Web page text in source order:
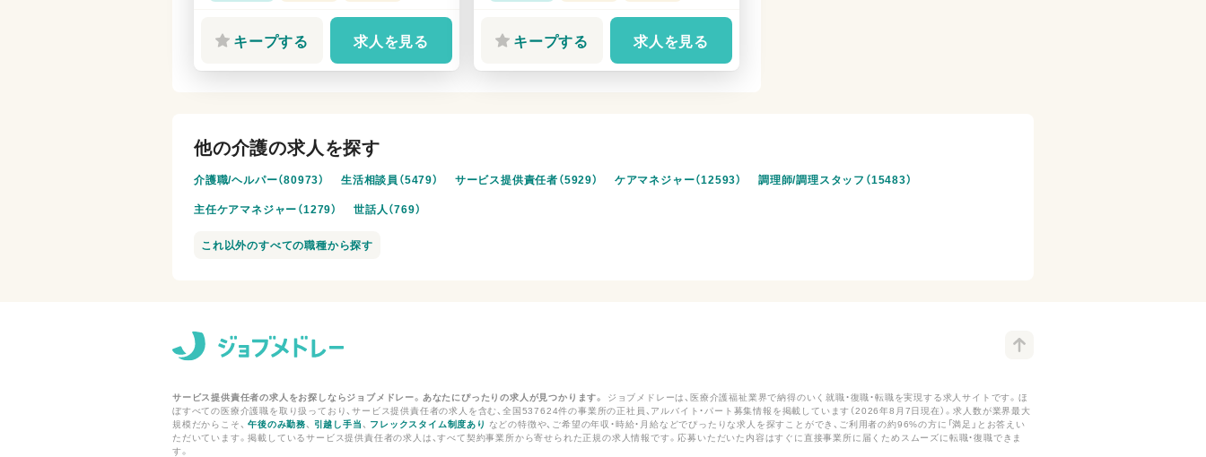
キープする 求人を見る キープする 求人を見る
他の介護の求人を探す
介護職/ヘルパー（80973） 生活相談員（5479） サービス提供責任者（5929） ケアマネジャー（12593）
調理師/調理スタッフ（15483）
主任ケアマネジャー（1279）
世話人（769）
これ以外のすべての職種から探す
サービス提供責任者の求人をお探しならジョブメドレー。あなたにぴったりの求人が見つかります。 ジョブメドレーは、医療介護福祉業界で納得のいく就職・復職・転職を実現する求人サイトです。ほ
ぼすべての医療介護職を取り扱っており、サービス提供責任者の求人を含む、全国537624件の事業所の正社員、アルバイト・パート募集情報を掲載しています（2026年8月7日現在）。求人数が業界最大
規模だからこそ、午後のみ勤務、 引越し手当、 フレックスタイム制度あり などの特徴や、ご希望の年収・時給・月給などでぴったりな求人を探すことができ、ご利用者の約96%の方に「満足」とお答えい
ただいています。掲載しているサービス提供責任者の求人は、すべて契約事業所から寄せられた正規の求人情報です。応募いただいた内容はすぐに直接事業所に届くためスムーズに転職・復職できま
す。